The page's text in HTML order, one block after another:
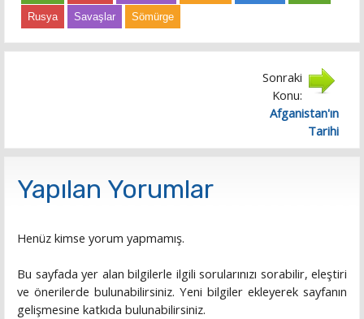
Rusya
Savaşlar Sömürge
Sonraki
Konu:
Afganistan'ın
Tarihi
Yapılan Yorumlar
Henüz kimse yorum yapmamış.
Bu sayfada yer alan bilgilerle ilgili sorularınızı sorabilir, eleştiri
ve önerilerde bulunabilirsiniz. Yeni bilgiler ekleyerek sayfanın
gelişmesine katkıda bulunabilirsiniz.